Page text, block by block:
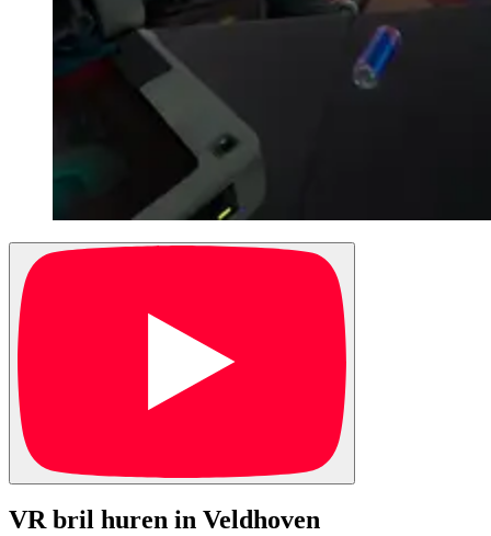
VR bril huren in Veldhoven